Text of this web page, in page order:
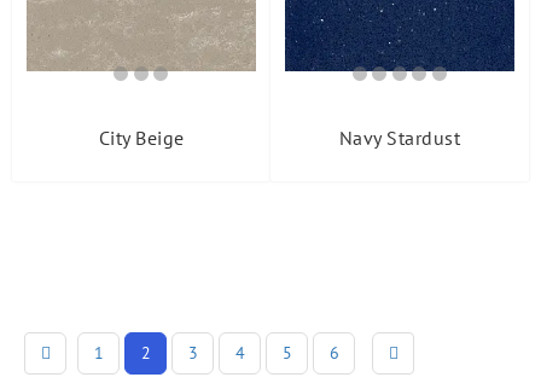
City Beige Navy Stardust
1 2 3 4 5 6